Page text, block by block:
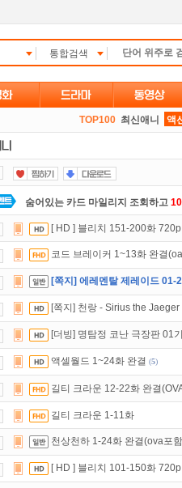
통합검색
TOP100 최신애니 액
숨어있는 카드 마일리지 조회하고
자녀보호기능으로 가족과 함께 투디
댓글만 잘써도무료 포인트를 드립
출석체크이벤트! 매일매일출석체
정액제
요즘 뭐가 재밌지?고민되면 눌러봐!
포인트할인쿠폰 사용방법안내
스마트TV로 투디스크영화,드라마,
[ HD ] 블리치 151-200화
코드 브레이커 1~13화 완결
[쪽지] 에레멘탈 제레이드 01-
[쪽지] 천랑 - Sirius the
[더빙] 명탐정 코난 극장판 01
액셀월드 1~24화 완결 (5)
길티 크라운 12-22화 완결
길티 크라운 1-11화
천상천하 1-24화 완결(ova포
[ HD ] 블리치 101-150화